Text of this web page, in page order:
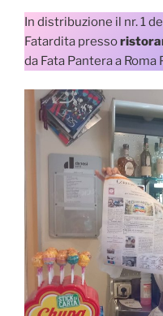
In distribuzione il nr. 1
Fatardita presso
da Fata Pantera a